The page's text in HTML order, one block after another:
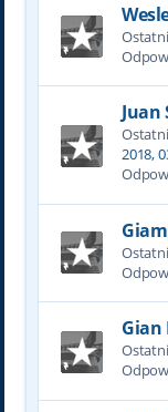
Juan
2018,
Gian